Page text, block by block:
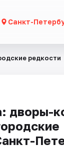
Санкт-
редкости
дворы-